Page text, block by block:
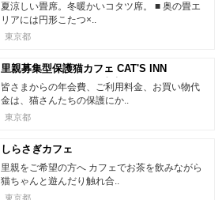
夏涼しい畳席。冬暖かいコタツ席。 ■ 奥の畳エ
リアには円形こたつ×..
東京都
里親募集型保護猫カフェ CAT'S INN
TOKYO-キャッツイン東京-
皆さまからの年会費、ご利用料金、お買い物代
金は、猫さんたちの保護にか..
東京都
しらさぎカフェ
里親をご希望の方へ カフェでお茶を飲みながら
猫ちゃんと遊んだり触れ合..
東京都